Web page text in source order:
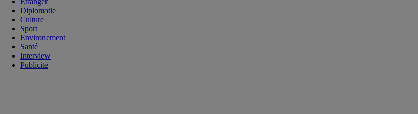
Diplomatie
Culture
Sport
Environement
Santé
Interview
Publicité